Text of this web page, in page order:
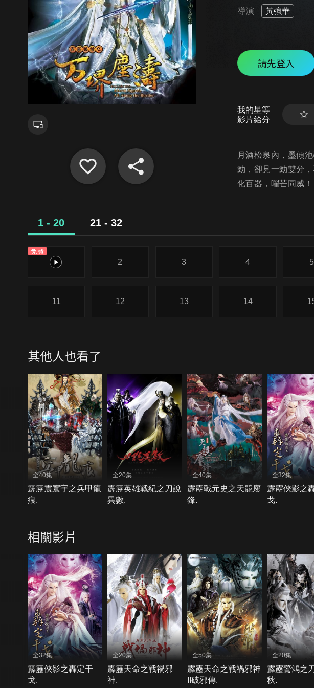
導演 黃強華
請先登入
我的星等
影片給分
月酒松泉內，墨傾
勁，卻見一勁雙分
化百器，曜芒同威！
1 - 20 21 - 32
免費
1
2 3 4 5
11 12 13 14
其他人也看了
全40集
霹靂震寰宇之兵甲龍
痕.
全20集
霹靂英雄戰紀之刀說
異數.
全40集
霹靂戰元史之天競鏖
鋒.
全32集
霹靂俠影之
戈.
相關影片
全32集
霹靂俠影之轟定干
戈.
全20集
霹靂天命之戰禍邪
神.
全50集
霹靂天命之戰禍邪神
II破邪傳.
全20集
霹靂驚鴻之
秋.